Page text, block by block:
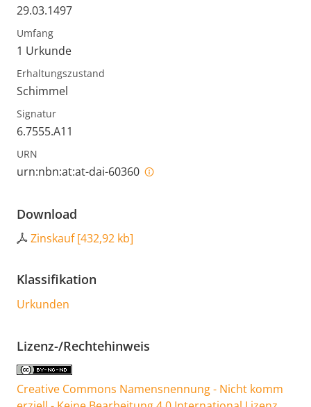
29.03.1497
Umfang
1 Urkunde
Erhaltungszustand
Schimmel
Signatur
6.7555.A11
URN
urn:nbn:at:at-dai-60360
Download
Zinskauf[432,92 kb]
Klassifikation
Urkunden
Lizenz-/Rechtehinweis
Creative Commons Namensnennung - Nicht komm